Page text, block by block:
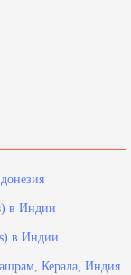
в Индии
в Индии
Керала, Индия